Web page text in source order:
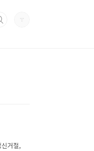
신거절